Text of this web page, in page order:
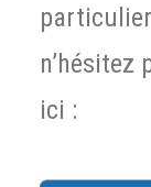
ici :